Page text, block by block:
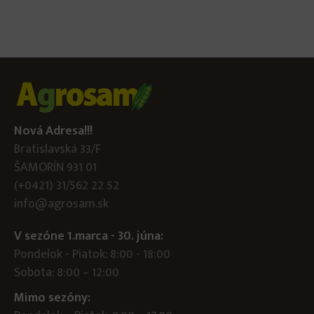
Nová Adresa!!!
Bratislavská 33/F
ŠAMORÍN 931 01
(+0421) 31/562 22 52
info@agrosam.sk
V sezóne 1.marca - 30. júna:
Pondelok - Piatok: 8:00 - 18:00
Sobota: 8:00 – 12:00
Mimo sezóny: